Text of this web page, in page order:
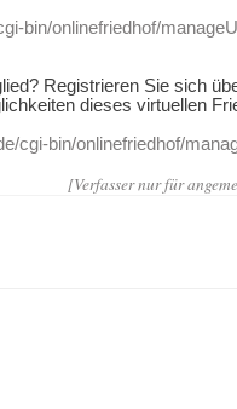
bin/onlinefriedhof/
Registrieren Sie sich
dieses virtuellen
cgi-bin/onlinefriedhof/
[Verfasser nur für